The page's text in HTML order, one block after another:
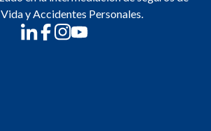
y Accidentes Personales.